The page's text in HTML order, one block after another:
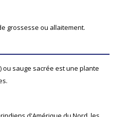
grossesse ou allaitement.
ou sauge sacrée est une plante